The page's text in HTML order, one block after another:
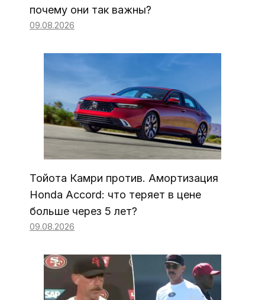
почему они так важны?
09.08.2026
Тойота Камри против. Амортизация
Honda Accord: что теряет в цене
больше через 5 лет?
09.08.2026